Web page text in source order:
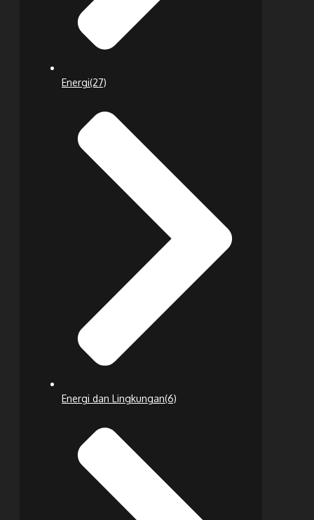
Energi(27)
Energi dan Lingkungan(6)